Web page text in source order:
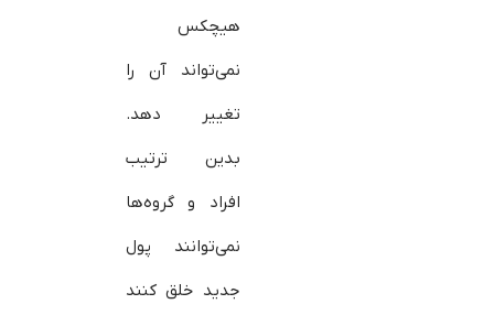
هیچکس
نمی‌تواند آن را
تغییر دهد.
بدین ترتیب
افراد و گروه‌ها
نمی‌توانند پول
جدید خلق کنند